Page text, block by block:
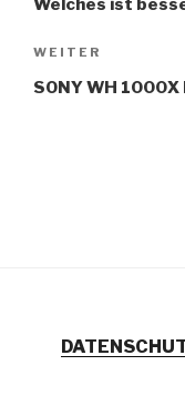
Welches ist
Nächster
Beitrag
WEITER
SONY WH 1000X